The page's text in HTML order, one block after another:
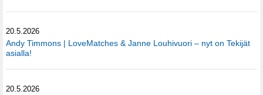
20.5.2026
Andy Timmons | LoveMatches & Janne Louhivuori – nyt on Tekijät
asialla!
20.5.2026